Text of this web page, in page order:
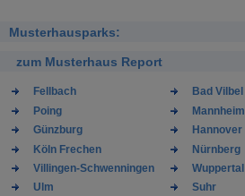
Musterhausparks:
zum Musterhaus Report
Fellbach
Bad Vilbel
Poing
Mannheim
Günzburg
Hannover
Köln Frechen
Nürnberg
Villingen-Schwenningen
Wuppertal
Ulm
Suhr